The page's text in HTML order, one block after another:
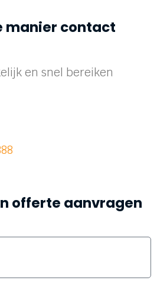
manier contact
en snel bereiken
offerte aanvragen